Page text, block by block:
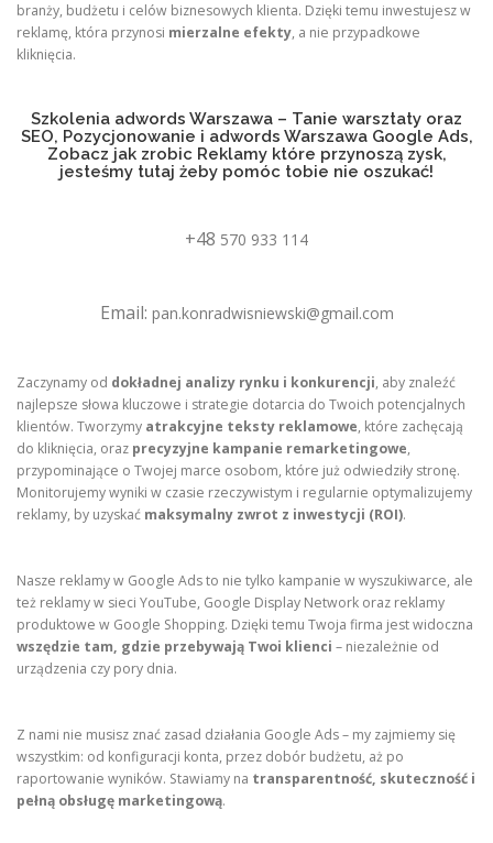
branży, budżetu i celów biznesowych klienta. Dzięki temu inwestujesz w
reklamę, która przynosi mierzalne efekty, a nie przypadkowe
kliknięcia.
Szkolenia adwords Warszawa – Tanie warsztaty oraz
SEO, Pozycjonowanie i adwords Warszawa Google Ads,
Zobacz jak zrobic Reklamy które przynoszą zysk,
jesteśmy tutaj żeby pomóc tobie nie oszukać!
+48 570 933 114
Email: pan.konradwisniewski@gmail.com
Zaczynamy od dokładnej analizy rynku i konkurencji, aby znaleźć
najlepsze słowa kluczowe i strategie dotarcia do Twoich potencjalnych
klientów. Tworzymy atrakcyjne teksty reklamowe, które zachęcają
do kliknięcia, oraz precyzyjne kampanie remarketingowe,
przypominające o Twojej marce osobom, które już odwiedziły stronę.
Monitorujemy wyniki w czasie rzeczywistym i regularnie optymalizujemy
reklamy, by uzyskać maksymalny zwrot z inwestycji (ROI).
Nasze reklamy w Google Ads to nie tylko kampanie w wyszukiwarce, ale
też reklamy w sieci YouTube, Google Display Network oraz reklamy
produktowe w Google Shopping. Dzięki temu Twoja firma jest widoczna
wszędzie tam, gdzie przebywają Twoi klienci – niezależnie od
urządzenia czy pory dnia.
Z nami nie musisz znać zasad działania Google Ads – my zajmiemy się
wszystkim: od konfiguracji konta, przez dobór budżetu, aż po
raportowanie wyników. Stawiamy na transparentność, skuteczność i
pełną obsługę marketingową.